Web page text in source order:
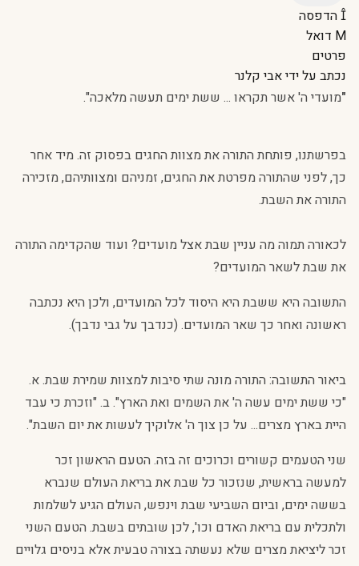
הדפסה
דואל
פרטים
נכתב על ידיאבי קלנר
"מועדי ה' אשר תקראו ... ששת ימים תעשה מלאכה".
בפרשתנו, פותחת התורה את מצוות החגים בפסוק זה. מיד אחר
כך, לפני שהתורה מפרטת את החגים, זמניהם ומצוותיהם, מזכירה
התורה את השבת.
לכאורה תמוה מה עניין שבת אצל מועדים? ועוד שהקדימה התורה
את שבת לשאר המועדים?
התשובה היא ששבת היא היסוד לכל המועדים, ולכן היא נכתבה
ראשונה ואחר כך שאר המועדים. (כנדבך על גבי נדבך).
ביאור התשובה: התורה מונה שתי סיבות למצוות שמירת שבת. א.
"כי ששת ימים עשה ה' את השמים ואת הארץ". ב. "וזכרת כי עבד
היית בארץ מצרים... על כן צוך ה' אלוקיך לעשות את יום השבת".
שני הטעמים קשורים וכרוכים זה בזה. הטעם הראשון זכר
למעשה בראשית, שנזכור כל שבת את בריאת העולם שנברא
בששה ימים, וביום השביעי שבת וינפש, העולם הגיע לשלמות
ולתכלית עם בריאת האדם וכו', לכן שובתים בשבת. הטעם השני
זכר ליציאת מצרים שלא נעשתה בצורה טבעית אלא בניסים גלויים